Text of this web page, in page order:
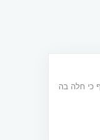
כי חלה בה